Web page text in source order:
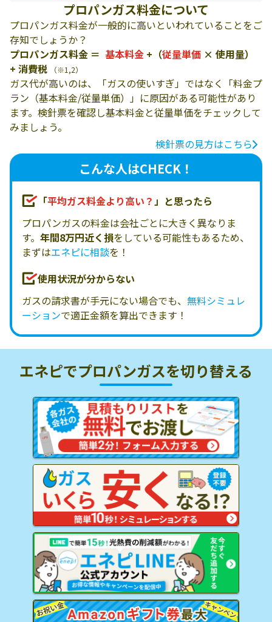
プロパンガス料金について
プロパンガス料金が一般的に高いといわれていることをご
存知でしょうか？
プロパンガス料金 ＝ 基本料金 +（従量単価 × 使用量）
+ 消費税
（※1,2）
ガス代が高いのは、「ガスの使いすぎ」ではなく「料金プ
ラン（基本料金/従量単価）」に原因がある可能性があり
ます。検針票を確認し基本料金と従量単価をチェックして
みましょう。
検針票の見方はこちら
こんな人はCHECK！
「平均ガス料金より高い？」と思ったら
プロパンガスの料金は会社ごとに大きく異なりま
す。 年間8万円近く損をしている可能性もあるため、
まずはエネピに相談を！
使用状況が分からない
ガスの請求書が手元にない場合でも、 無料シミュレ
ーションで適正金額を算出できます！
エネピでプロパンガスを切り替える